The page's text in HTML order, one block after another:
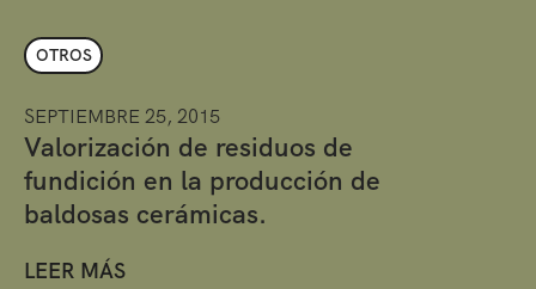
OTROS
SEPTIEMBRE 25, 2015
Valorización de residuos de
fundición en la producción de
baldosas cerámicas.
LEER MÁS